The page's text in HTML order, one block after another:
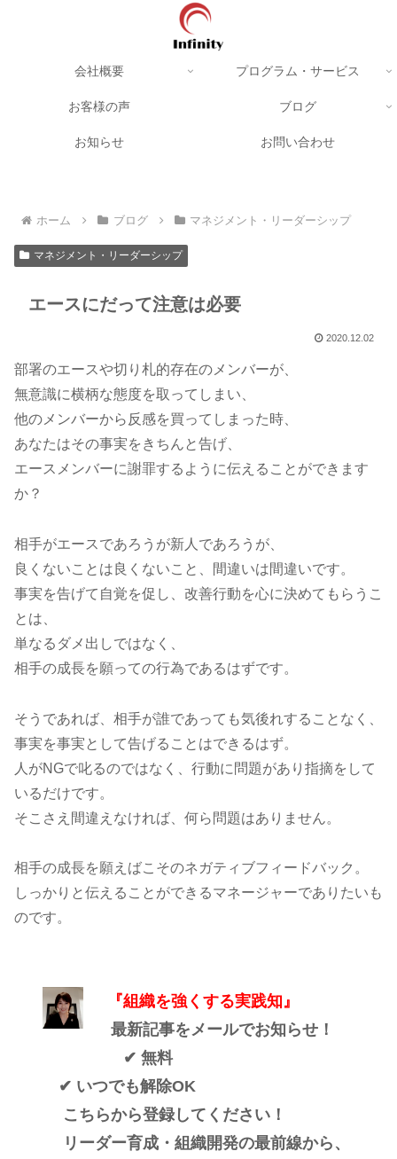
会社概要 プログラム・サービス
お客様の声 ブログ
お知らせ お問い合わせ
ホーム ブログ マネジメント・リーダーシップ
マネジメント・リーダーシップ
エースにだって注意は必要
2020.12.02
部署のエースや切り札的存在のメンバーが、
無意識に横柄な態度を取ってしまい、
他のメンバーから反感を買ってしまった時、
あなたはその事実をきちんと告げ、
エースメンバーに謝罪するように伝えることができます
か？
相手がエースであろうが新人であろうが、
良くないことは良くないこと、間違いは間違いです。
事実を告げて自覚を促し、改善行動を心に決めてもらうこ
とは、
単なるダメ出しではなく、
相手の成長を願っての行為であるはずです。
そうであれば、相手が誰であっても気後れすることなく、
事実を事実として告げることはできるはず。
人がNGで叱るのではなく、行動に問題があり指摘をして
いるだけです。
そこさえ間違えなければ、何ら問題はありません。
相手の成長を願えばこそのネガティブフィードバック。
しっかりと伝えることができるマネージャーでありたいも
のです。
『組織を強くする実践知』
最新記事をメールでお知らせ！
✔ 無料
✔ いつでも解除OK
こちらから登録してください！
リーダー育成・組織開発の最前線から、